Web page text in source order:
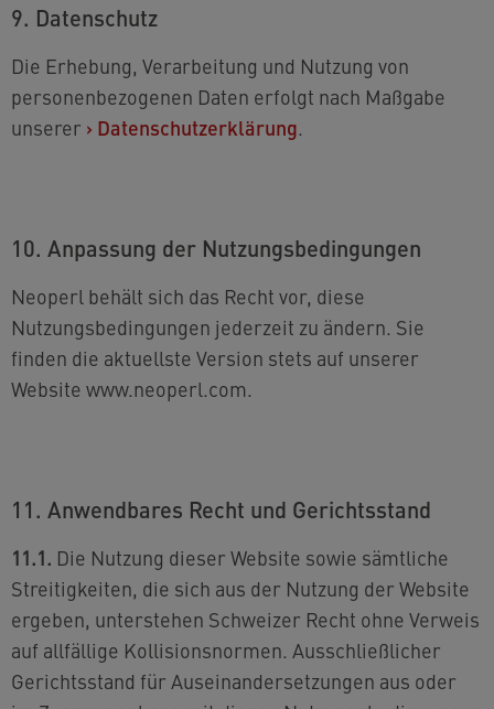
9. Datenschutz
Die Erhebung, Verarbeitung und Nutzung von
personenbezogenen Daten erfolgt nach Maßgabe
unserer › Datenschutzerklärung.
10. Anpassung der Nutzungsbedingungen
Neoperl behält sich das Recht vor, diese
Nutzungsbedingungen jederzeit zu ändern. Sie
finden die aktuellste Version stets auf unserer
Website www.neoperl.com.
11. Anwendbares Recht und Gerichtsstand
11.1. Die Nutzung dieser Website sowie sämtliche
Streitigkeiten, die sich aus der Nutzung der Website
ergeben, unterstehen Schweizer Recht ohne Verweis
auf allfällige Kollisionsnormen. Ausschließlicher
Gerichtsstand für Auseinandersetzungen aus oder